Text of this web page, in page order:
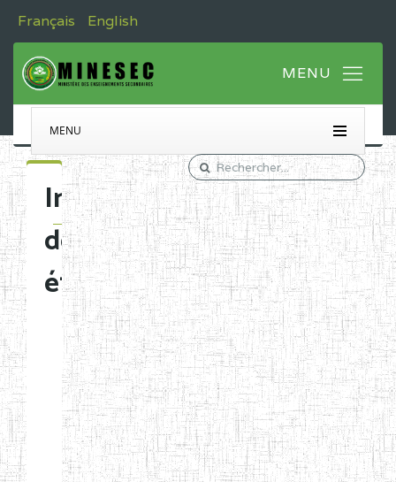
Français English
MENU
Immatriculation
des
établissements
Etablissements
d'enseignement
normal